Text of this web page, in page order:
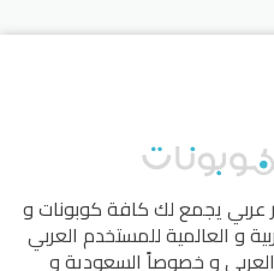
يجمع لك كافة كوبونات و
و العالمية للمستخدم العربي
و خصوصاً السعودية و